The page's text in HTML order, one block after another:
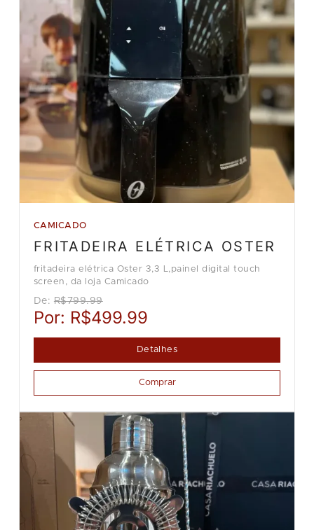
CAMICADO
FRITADEIRA ELÉTRICA OSTER
fritadeira elétrica Oster 3,3 L,painel digital touch
screen, da loja Camicado
De: R$799.99
Por: R$499.99
Detalhes
Comprar